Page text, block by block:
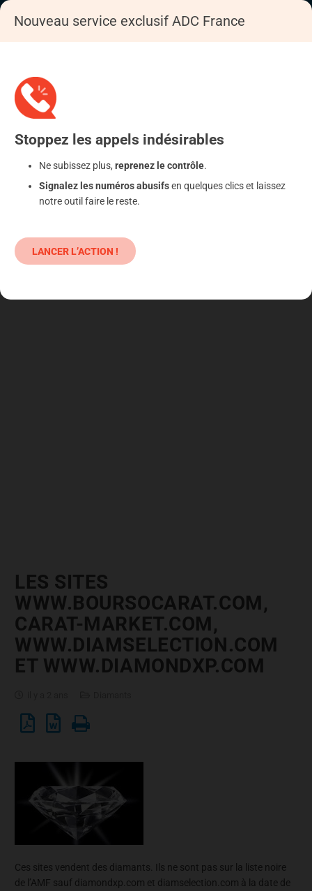
LES SITES
WWW.BOURSOCARAT.COM,
CARAT-MARKET.COM,
WWW.DIAMSELECTION.COM
ET WWW.DIAMONDXP.COM
Ces sites vendent des diamants. Ils ne sont pas sur la liste noire
de l’AMF sauf diamondxp.com et diamselection.com à la date de
Nouveau service exclusif ADC France
Stoppez les appels indésirables
Ne subissez plus, reprenez le contrôle.
Signalez les numéros abusifsen quelques clics et laissez
notre outil faire le reste.
LANCER L’ACTION !